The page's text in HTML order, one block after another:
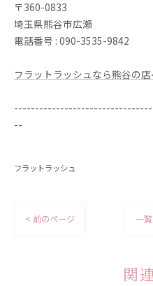
〒360-0833
埼玉県熊谷市広瀬
電話番号 : 090-3535-9842
フラットラッシュなら熊谷の店
--
フラットラッシュ
< 前のページ 一
関